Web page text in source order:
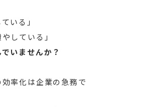
いる」
している」
いませんか？
率化は企業の急務で